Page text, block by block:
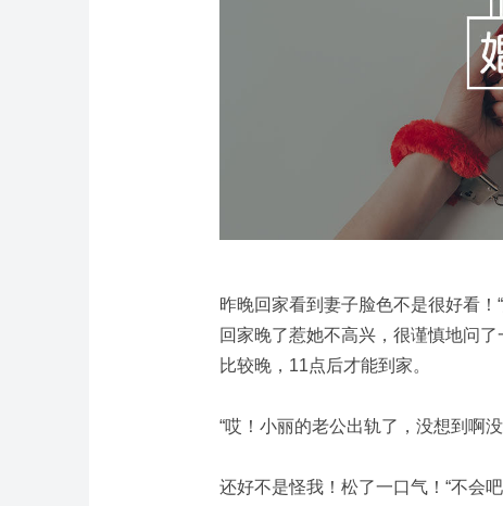
昨晚回家看到妻子脸色不是很好看！
回家晚了惹她不高兴，很谨慎地问
比较晚，11点后才能到家。
“哎！小丽的老公出轨了，没想到啊
还好不是怪我！松了一口气！“不会